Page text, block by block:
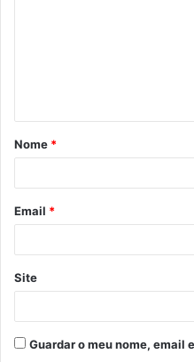
á
r
*
Nome *
Email *
Site
Guardar o meu nome, email